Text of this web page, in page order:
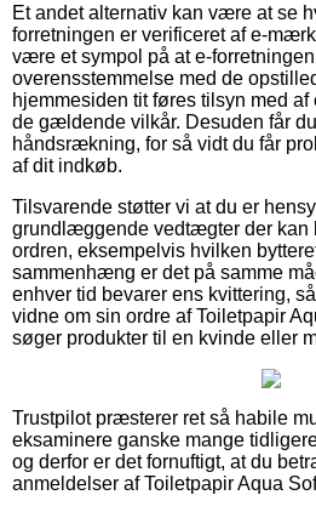
Et andet alternativ kan være at se
forretningen er verificeret af e-
være et sympol på at e-
overensstemmelse med de
hjemmesiden tit føres tilsyn med af
de gældende vilkår. Desuden får
håndsrækning, for så vidt du får
af dit indkøb.
Tilsvarende støtter vi at du er
grundlæggende vedtægter der kan
ordren, eksempelvis hvilken
sammenhæng er det på samme
enhver tid bevarer ens kvittering,
vidne om sin ordre af Toiletpapir
søger produkter til en kvinde eller
Trustpilot præsterer ret så habile
eksaminere ganske mange
og derfor er det fornuftigt, at du
anmeldelser af Toiletpapir Aqua